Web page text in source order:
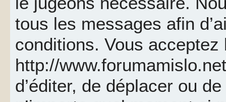
tous les messages afin
conditions. Vous acceptez
http://
d’éditer, de déplacer ou